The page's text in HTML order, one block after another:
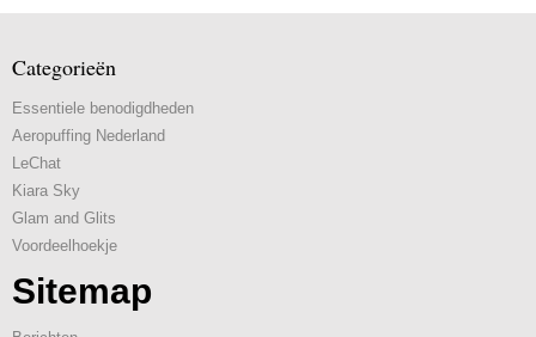
Categorieën
Essentiele benodigdheden
Aeropuffing Nederland
LeChat
Kiara Sky
Glam and Glits
Voordeelhoekje
Sitemap